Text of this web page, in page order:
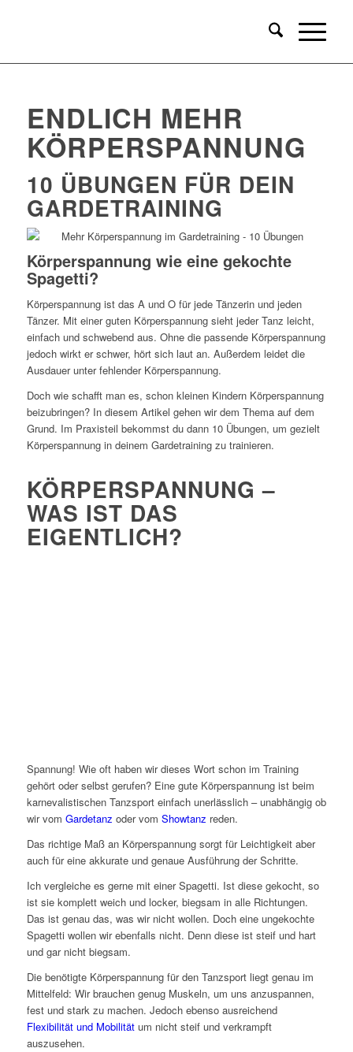
ENDLICH MEHR
KÖRPERSPANNUNG
10 ÜBUNGEN FÜR DEIN
GARDETRAINING
Körperspannung wie eine gekochte
Spagetti?
Körperspannung ist das A und O für jede Tänzerin und jeden
Tänzer. Mit einer guten Körperspannung sieht jeder Tanz leicht,
einfach und schwebend aus. Ohne die passende Körperspannung
jedoch wirkt er schwer, hört sich laut an. Außerdem leidet die
Ausdauer unter fehlender Körperspannung.
Doch wie schafft man es, schon kleinen Kindern Körperspannung
beizubringen? In diesem Artikel gehen wir dem Thema auf dem
Grund. Im Praxisteil bekommst du dann 10 Übungen, um gezielt
Körperspannung in deinem Gardetraining zu trainieren.
KÖRPERSPANNUNG –
WAS IST DAS
EIGENTLICH?
Spannung! Wie oft haben wir dieses Wort schon im Training
gehört oder selbst gerufen? Eine gute Körperspannung ist beim
karnevalistischen Tanzsport einfach unerlässlich – unabhängig ob
wir vom Gardetanz oder vom Showtanz reden.
Das richtige Maß an Körperspannung sorgt für Leichtigkeit aber
auch für eine akkurate und genaue Ausführung der Schritte.
Ich vergleiche es gerne mit einer Spagetti. Ist diese gekocht, so
ist sie komplett weich und locker, biegsam in alle Richtungen.
Das ist genau das, was wir nicht wollen. Doch eine ungekochte
Spagetti wollen wir ebenfalls nicht. Denn diese ist steif und hart
und gar nicht biegsam.
Die benötigte Körperspannung für den Tanzsport liegt genau im
Mittelfeld: Wir brauchen genug Muskeln, um uns anzuspannen,
fest und stark zu machen. Jedoch ebenso ausreichend
Flexibilität und Mobilitätum nicht steif und verkrampft
auszusehen.